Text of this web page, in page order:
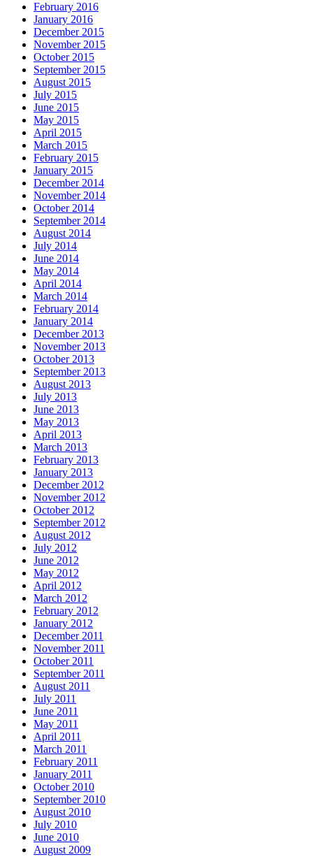
February 2016
January 2016
December 2015
November 2015
October 2015
September 2015
August 2015
July 2015
June 2015
May 2015
April 2015
March 2015
February 2015
January 2015
December 2014
November 2014
October 2014
September 2014
August 2014
July 2014
June 2014
May 2014
April 2014
March 2014
February 2014
January 2014
December 2013
November 2013
October 2013
September 2013
August 2013
July 2013
June 2013
May 2013
April 2013
March 2013
February 2013
January 2013
December 2012
November 2012
October 2012
September 2012
August 2012
July 2012
June 2012
May 2012
April 2012
March 2012
February 2012
January 2012
December 2011
November 2011
October 2011
September 2011
August 2011
July 2011
June 2011
May 2011
April 2011
March 2011
February 2011
January 2011
October 2010
September 2010
August 2010
July 2010
June 2010
August 2009